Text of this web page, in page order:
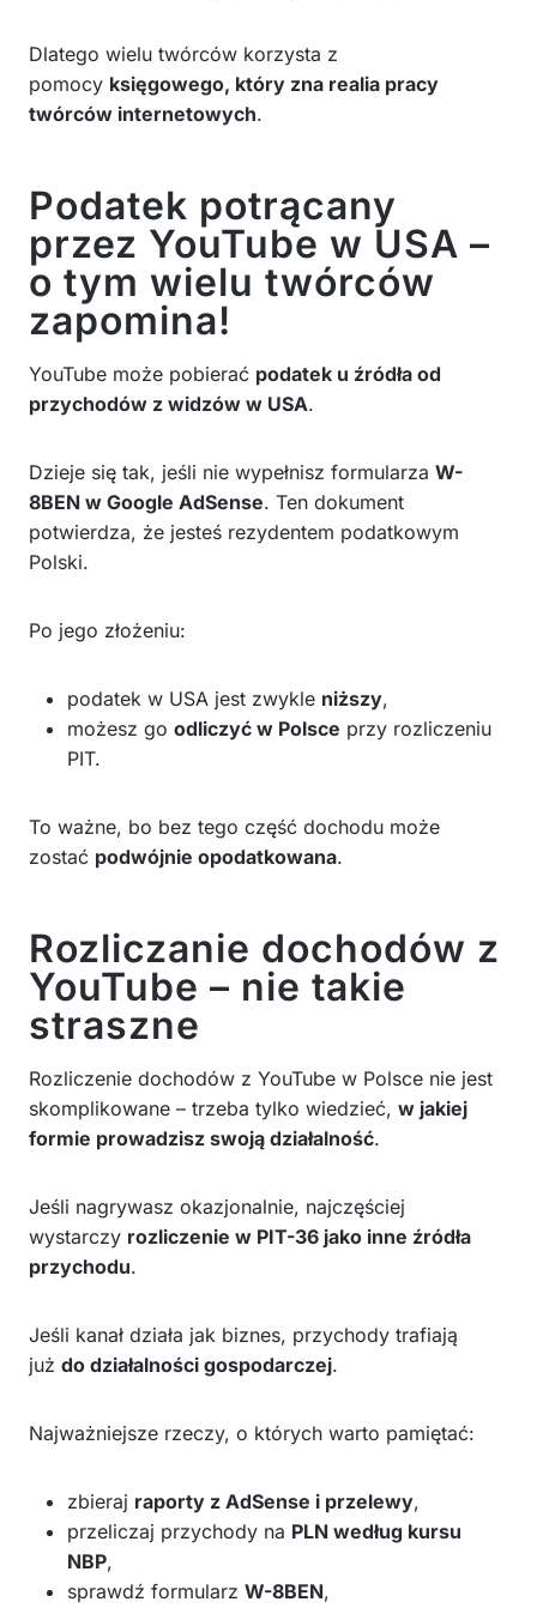
Dlatego wielu twórców korzysta z
pomocy księgowego, który zna realia pracy
twórców internetowych.
Podatek potrącany
przez YouTube w USA –
o tym wielu twórców
zapomina!
YouTube może pobierać podatek u źródła od
przychodów z widzów w USA.
Dzieje się tak, jeśli nie wypełnisz formularza W-
8BEN w Google AdSense. Ten dokument
potwierdza, że jesteś rezydentem podatkowym
Polski.
Po jego złożeniu:
podatek w USA jest zwykle niższy,
możesz go odliczyć w Polsce przy rozliczeniu
PIT.
To ważne, bo bez tego część dochodu może
zostać podwójnie opodatkowana.
Rozliczanie dochodów z
YouTube – nie takie
straszne
Rozliczenie dochodów z YouTube w Polsce nie jest
skomplikowane – trzeba tylko wiedzieć, w jakiej
formie prowadzisz swoją działalność.
Jeśli nagrywasz okazjonalnie, najczęściej
wystarczy rozliczenie w PIT-36 jako inne źródła
przychodu.
Jeśli kanał działa jak biznes, przychody trafiają
już do działalności gospodarczej.
Najważniejsze rzeczy, o których warto pamiętać:
zbieraj raporty z AdSense i przelewy,
przeliczaj przychody na PLN według kursu
NBP,
sprawdź formularz W-8BEN,